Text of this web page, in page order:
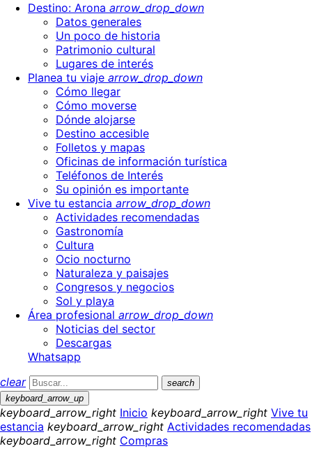
Destino: Arona arrow_drop_down
Datos generales
Un poco de historia
Patrimonio cultural
Lugares de interés
Planea tu viaje arrow_drop_down
Cómo llegar
Cómo moverse
Dónde alojarse
Destino accesible
Folletos y mapas
Oficinas de información turística
Teléfonos de Interés
Su opinión es importante
Vive tu estancia arrow_drop_down
Actividades recomendadas
Gastronomía
Cultura
Ocio nocturno
Naturaleza y paisajes
Congresos y negocios
Sol y playa
Área profesional arrow_drop_down
Noticias del sector
Descargas
Whatsapp
clear
search
keyboard_arrow_up
keyboard_arrow_right Inicio keyboard_arrow_right Vive tu
estancia keyboard_arrow_right Actividades recomendadas
keyboard_arrow_right Compras